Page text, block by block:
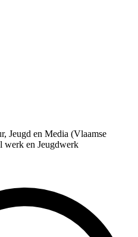
Jeugd en Media (Vlaamse
werk en Jeugdwerk